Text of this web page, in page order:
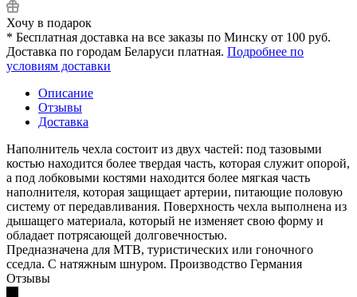
Хочу в подарок
* Бесплатная доставка на все заказы по Минску от 100 руб.
Доставка по городам Беларуси платная. Подробнее по
условиям доставки
Описание
Отзывы
Доставка
Наполнитель чехла состоит из двух частей: под тазовыми
костью находится более твердая часть, которая служит опорой,
а под лобковыми костями находится более мягкая часть
наполнителя, которая защищает артерии, питающие половую
систему от передавливания. Поверхность чехла выполнена из
дышащего материала, который не изменяет свою форму и
обладает потрясающей долговечностью.
Предназначена для MTB, туристических или гоночного
сседла. С натяжным шнуром. Производство Германия
Отзывы